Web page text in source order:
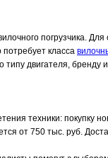
погрузчика.
класса
двигателя, бренду
техники: покупку
от 750 тыс. руб.